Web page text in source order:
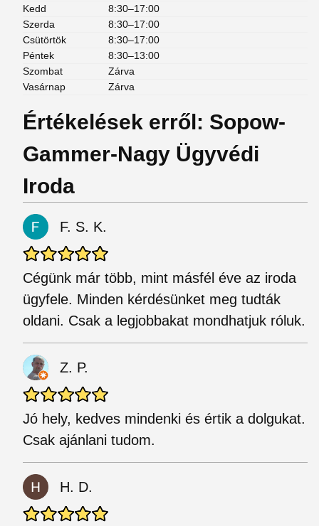
Kedd
8:30–17:00
Szerda
8:30–17:00
Csütörtök
8:30–17:00
Péntek
8:30–13:00
Szombat
Zárva
Vasárnap
Zárva
Értékelések erről: Sopow-
Gammer-Nagy Ügyvédi
Iroda
F. S. K.
Cégünk már több, mint másfél éve az iroda
ügyfele. Minden kérdésünket meg tudták
oldani. Csak a legjobbakat mondhatjuk róluk.
Z. P.
Jó hely, kedves mindenki és értik a dolgukat.
Csak ajánlani tudom.
H. D.